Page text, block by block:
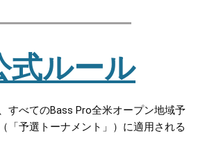
式ルール
すべてのBass Pro全米オープン地域予
「予選トーナメント」）に適用される